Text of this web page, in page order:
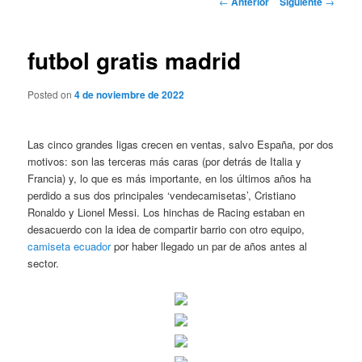
futbol gratis madrid
Posted on4 de noviembre de 2022
Las cinco grandes ligas crecen en ventas, salvo España, por dos
motivos: son las terceras más caras (por detrás de Italia y
Francia) y, lo que es más importante, en los últimos años ha
perdido a sus dos principales ‘vendecamisetas’, Cristiano
Ronaldo y Lionel Messi. Los hinchas de Racing estaban en
desacuerdo con la idea de compartir barrio con otro equipo,
camiseta ecuadorpor haber llegado un par de años antes al
sector.